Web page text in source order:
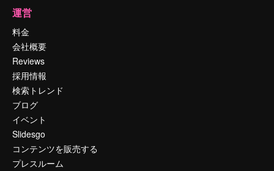
運営
料金
会社概要
Reviews
採用情報
検索トレンド
ブログ
イベント
Slidesgo
コンテンツを販売する
プレスルーム